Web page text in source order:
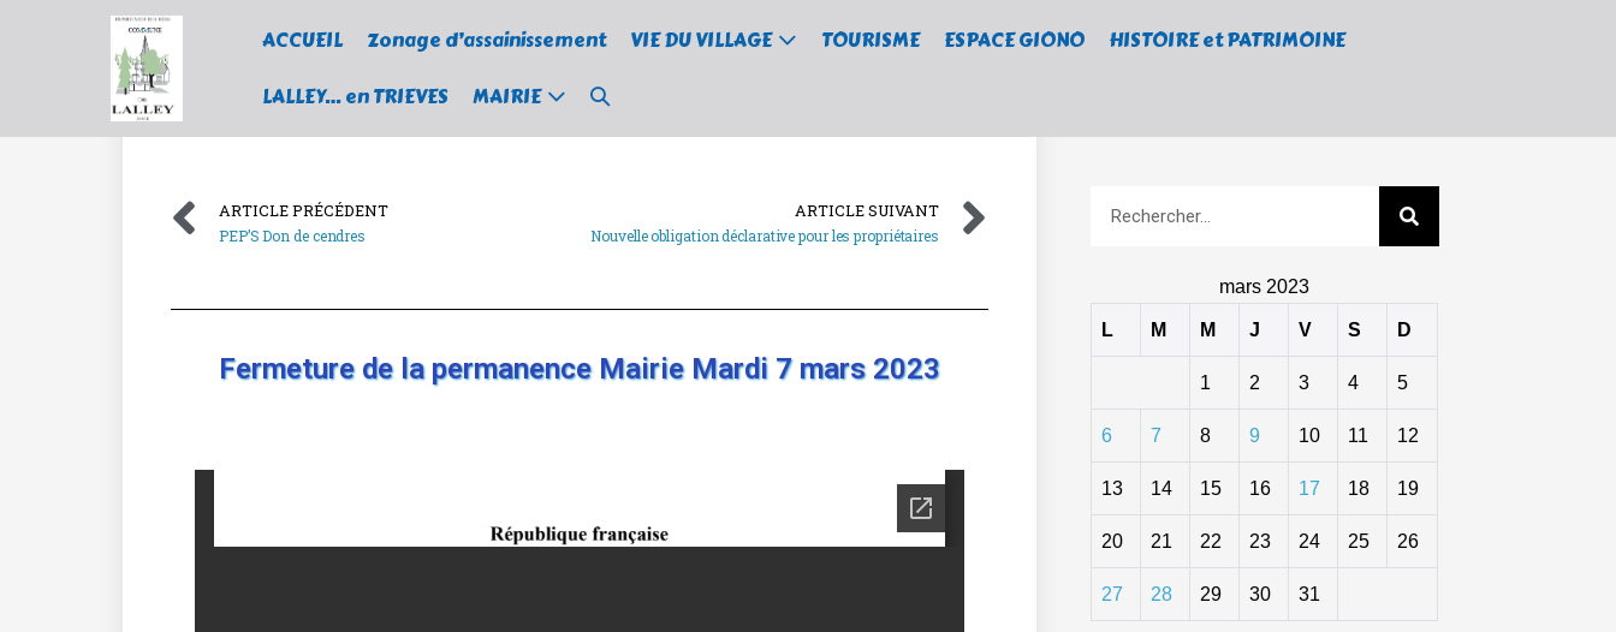
ACCUEIL Zonage d’assainissement VIE DU VILLAGE TOURISME ESPACE GIONO
HISTOIRE et PATRIMOINE
LALLEY… en TRIEVES
MAIRIE
ARTICLE PRÉCÉDENT
PEP’S Don de cendres
ARTICLE SUIVANT
Nouvelle obligation déclarative pour les propriétaires
Fermeture de la permanence Mairie Mardi 7 mars 2023
mars 2023
L M M J V S D
1 2 3 4 5
6 7 8 9 10 11 12
13 14 15 16 17 18 19
20 21 22 23 24 25 26
27 28 29 30 31